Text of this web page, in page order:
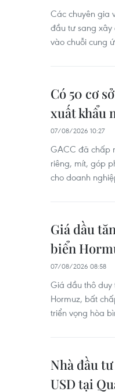
Các chuyên gia
đầu tư sang xây
vào chuỗi cung
Có 50 cơ
xuất khẩu
07/08/2026 10:27
GACC đã chấp
riêng, mít, góp
cho doanh
Giá dầu
biển
07/08/2026 08:58
Giá dầu thô
Hormuz, bất
triển vọng hòa
Nhà đầu
USD tại